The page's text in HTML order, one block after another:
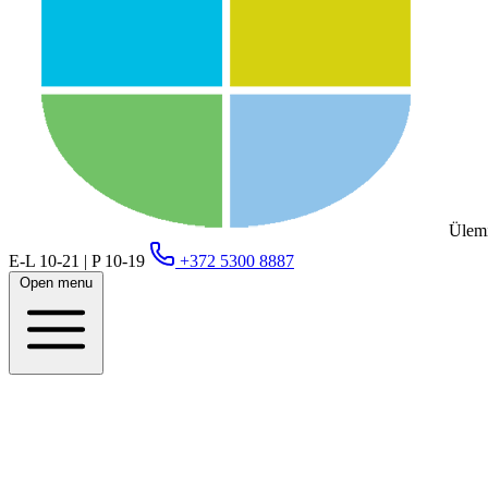
E-L 10-21 | P 10-19
+372 5300 8887
Open menu